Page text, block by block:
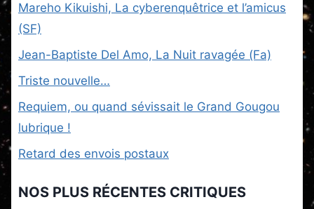
Mareho Kikuishi, La cyberenquêtrice et l’amicus
(SF)
Jean-Baptiste Del Amo, La Nuit ravagée (Fa)
Triste nouvelle…
Requiem, ou quand sévissait le Grand Gougou
lubrique !
Retard des envois postaux
NOS PLUS RÉCENTES CRITIQUES